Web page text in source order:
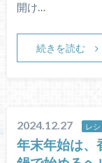
開け…
続きを読む
2024.12.27 レ
年末年始は、